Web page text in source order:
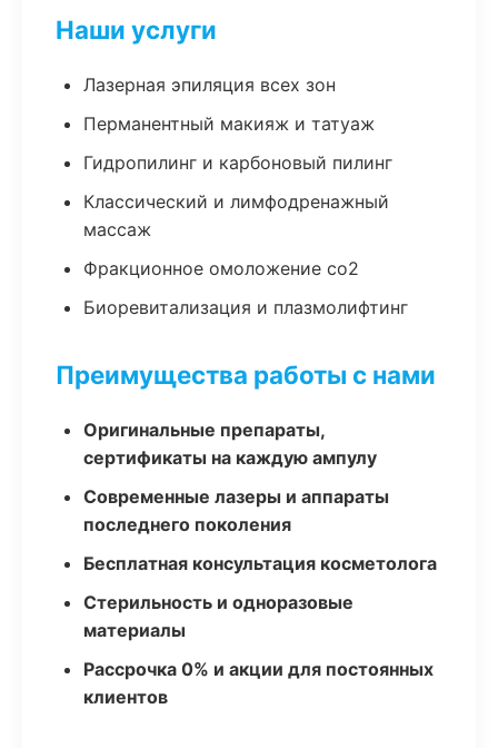
Наши услуги
Лазерная эпиляция всех зон
Перманентный макияж и татуаж
Гидропилинг и карбоновый пилинг
Классический и лимфодренажный
массаж
Фракционное омоложение co2
Биоревитализация и плазмолифтинг
Преимущества работы с нами
Оригинальные препараты,
сертификаты на каждую ампулу
Современные лазеры и аппараты
последнего поколения
Бесплатная консультация косметолога
Стерильность и одноразовые
материалы
Рассрочка 0% и акции для постоянных
клиентов